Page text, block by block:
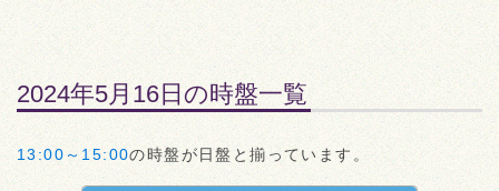
2024年5月16日の時盤一覧
13:00～15:00の時盤が日盤と揃っています。